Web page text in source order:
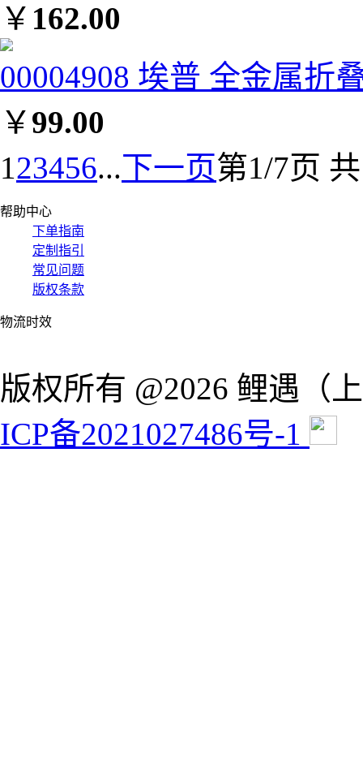
￥ 162.00
00004908 埃普 全金属折
￥99.00
123456...下一页第1/7页
帮助中心
下单指南
定制指引
常见问题
版权条款
物流时效
版权所有 @2026 鲤遇（
ICP备2021027486号-1